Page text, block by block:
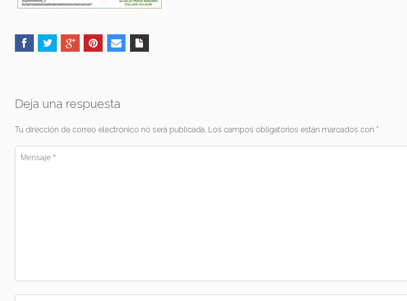
Deja una respuesta
Tu dirección de correo electrónico no será publicada. Los campos obligatorios están marcados con *